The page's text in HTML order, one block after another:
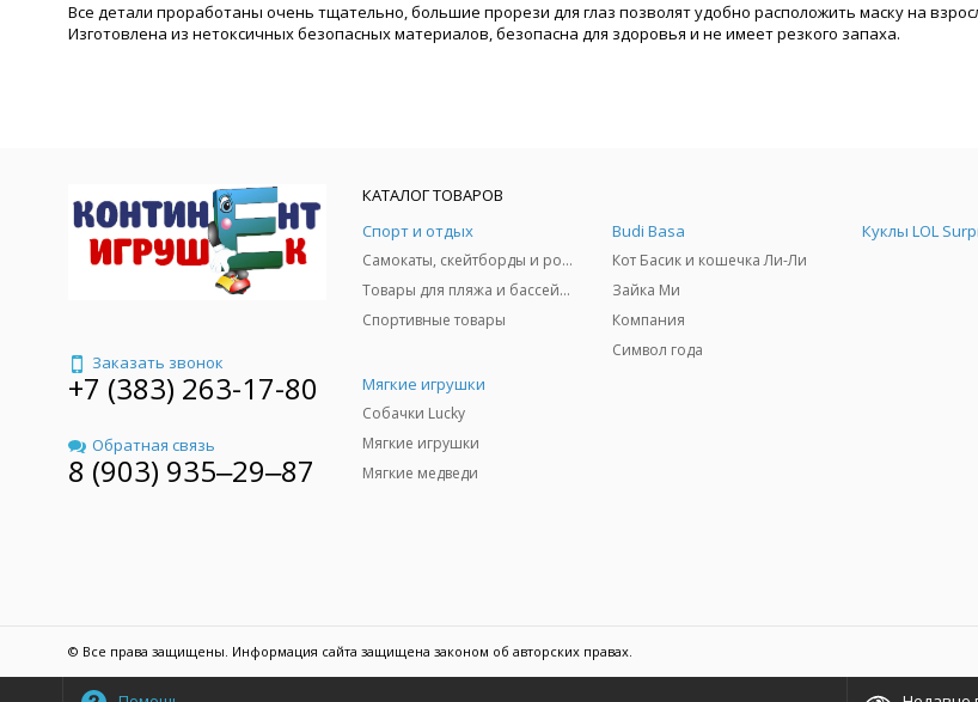
Все детали проработаны очень тщательно, большие прорези для глаз позволят удобно расположить маску на
Изготовлена из нетоксичных безопасных материалов, безопасна для здоровья и не имеет резкого запаха.
Заказать звонок
+7 (383) 263-17-80
Обратная связь
8 (903) 935‒29‒87
КАТАЛОГ ТОВАРОВ
Спорт и отдых
Самокаты, скейтборды и ролики
Товары для пляжа и бассейны
Спортивные товары
Budi Basa
Кот Басик и кошечка Ли-Ли
Зайка Ми
Компания
Символ года
Куклы LOL
Мягкие игрушки
Собачки Lucky
Мягкие игрушки
Мягкие медведи
© Все права защищены. Информация сайта защищена законом об авторских правах.